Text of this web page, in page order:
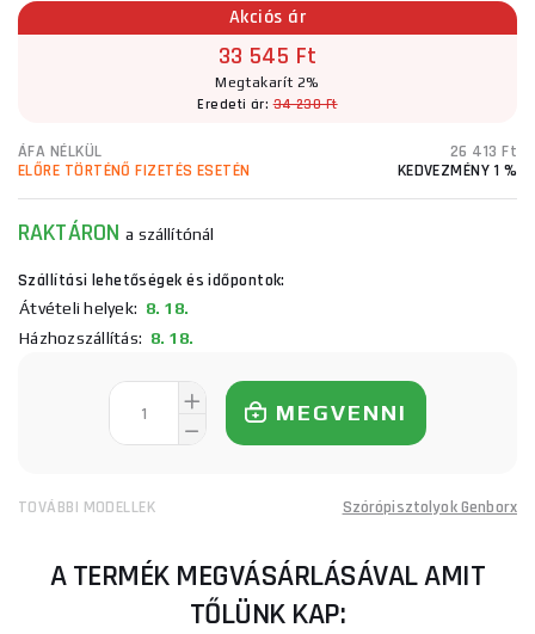
Akciós ár
33 545 Ft
Megtakarít 2%
Eredeti ár:34 230 Ft
ÁFA NÉLKÜL
26 413 Ft
ELŐRE TÖRTÉNŐ FIZETÉS ESETÉN
KEDVEZMÉNY 1 %
RAKTÁRONa szállítónál
Szállítási lehetőségek és időpontok:
Átvételi helyek: 8. 18.
Házhozszállítás: 8. 18.
MEGVENNI
TOVÁBBI MODELLEK Szórópisztolyok Genborx
A TERMÉK MEGVÁSÁRLÁSÁVAL AMIT
TŐLÜNK KAP: